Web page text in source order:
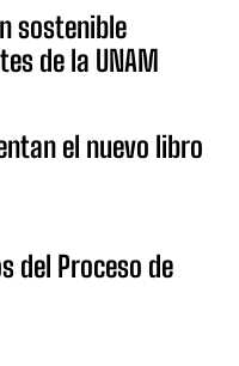
sostenible
de la UNAM
el nuevo libro
del Proceso de